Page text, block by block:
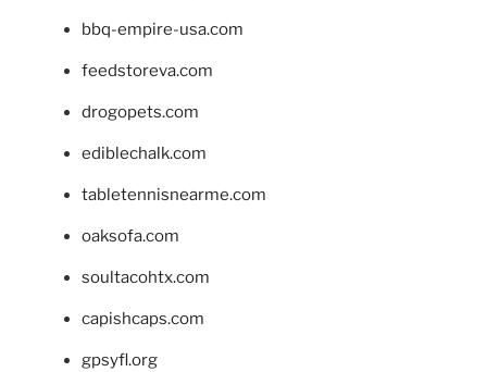
bbq-empire-usa.com
feedstoreva.com
drogopets.com
ediblechalk.com
tabletennisnearme.com
oaksofa.com
soultacohtx.com
capishcaps.com
gpsyfl.org